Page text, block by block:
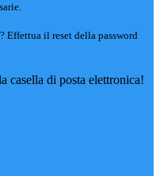
Effettua il reset della password
casella di posta elettronica!